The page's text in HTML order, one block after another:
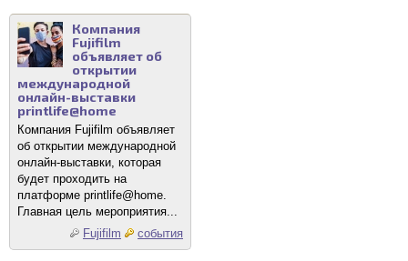
Компания
Fujifilm
объявляет об
открытии
международной
онлайн-выставки
printlife@home
Компания Fujifilm объявляет
об открытии международной
онлайн-выставки, которая
будет проходить на
платформе printlife@home.
Главная цель мероприятия...
Fujifilm
события